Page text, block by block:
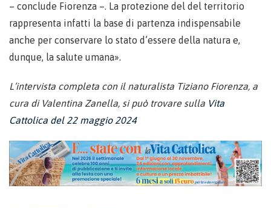
– conclude Fiorenza –. La protezione del del territorio
rappresenta infatti la base di partenza indispensabile
anche per conservare lo stato d’essere della natura e,
dunque, la salute umana».
L’intervista completa con il naturalista Tiziano Fiorenza, a
cura di Valentina Zanella, si può trovare sulla Vita
Cattolica del 22 maggio 2024